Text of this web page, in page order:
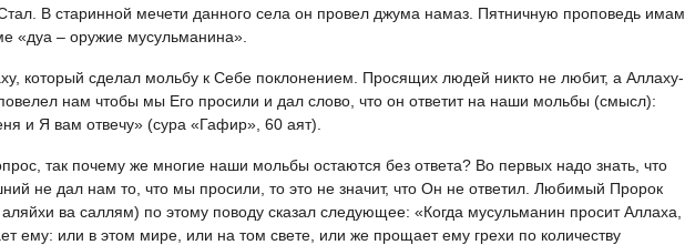
В старинной мечети данного села он провел джума намаз. Пятничную проповедь имам
«дуа – оружие мусульманина».
который сделал мольбу к Себе поклонением. Просящих людей никто не любит, а Аллаху-
нам чтобы мы Его просили и дал слово, что он ответит на наши мольбы (смысл):
и Я вам отвечу» (сура «Гафир», 60 аят).
так почему же многие наши мольбы остаются без ответа? Во первых надо знать, что
не дал нам то, что мы просили, то это не значит, что Он не ответил. Любимый Пророк
ва саллям) по этому поводу сказал следующее: «Когда мусульманин просит Аллаха,
ему: или в этом мире, или на том свете, или же прощает ему грехи по количеству